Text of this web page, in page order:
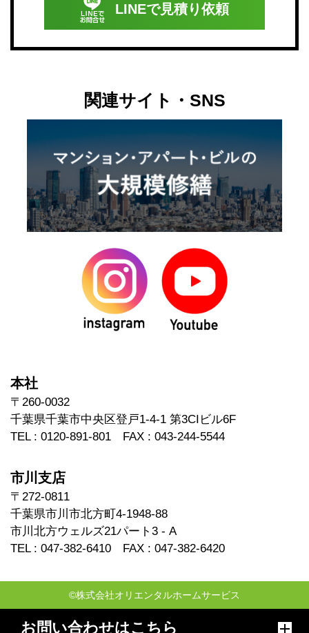
LINEで見積り依頼
関連サイト・SNS
本社
〒260-0032
千葉県千葉市中央区登戸1-4-1 第3CIビル6F
TEL : 0120-891-801 FAX : 043-244-5544
市川支店
〒272-0811
千葉県市川市北方町4-1948-88
市川北方ウェルズ21パート3 - A
TEL : 047-382-6410 FAX : 047-382-6420
©株式会社オリエンタルホームサービス
お問い合わせはこちら